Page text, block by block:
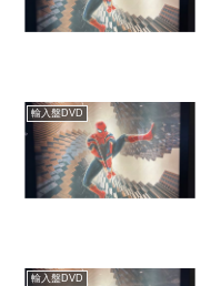
輸入盤DVD
輸入盤DVD